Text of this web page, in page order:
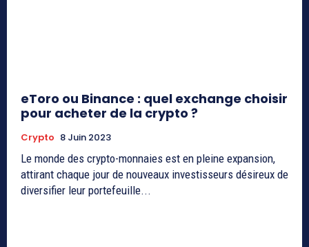
eToro ou Binance : quel exchange choisir
pour acheter de la crypto ?
Crypto 8 Juin 2023
Le monde des crypto-monnaies est en pleine expansion,
attirant chaque jour de nouveaux investisseurs désireux de
diversifier leur portefeuille...